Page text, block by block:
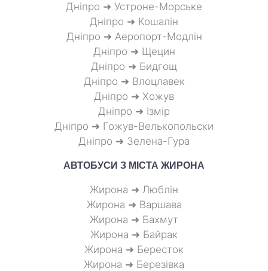
Дніпро ➜ Устроне-Морське
Дніпро ➜ Кошалін
Дніпро ➜ Аеропорт-Модлін
Дніпро ➜ Щецин
Дніпро ➜ Бидгощ
Дніпро ➜ Влоцлавек
Дніпро ➜ Хожув
Дніпро ➜ Ізмір
Дніпро ➜ Гожув-Велькопольски
Дніпро ➜ Зелена-Гура
АВТОБУСИ З МІСТА ЖИРОНА
Жирона ➜ Люблін
Жирона ➜ Варшава
Жирона ➜ Бахмут
Жирона ➜ Байрак
Жирона ➜ Бересток
Жирона ➜ Березівка